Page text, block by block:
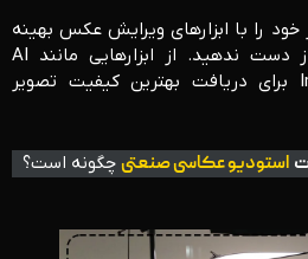
را با ابزارهای ویرایش عکس بهینه
کنید تا کیفیت تصویر را از دست ندهید. از ابزارهایی مانند AI
Enhance و Image Upscale برای دریافت بهترین کیفیت تصویر
استودیو عکاسی صنعتی چگونه است؟